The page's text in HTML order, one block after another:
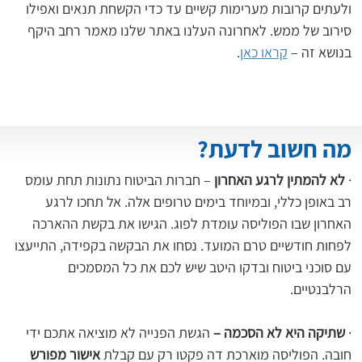
ולעתים קרובות מערימות קשיים עד כדי הקשחת תנאים ואפילו
סירוב של ממש. לאחרונה העלנו באתר שלנו מאמר רחב היקף
בנושא זה – קראו כאן.
מה חשוב לדעת?
· לא להמתין לרגע האחרון – חברות הביטוח נתונות תחת עומס
רב באופן כללי, ובמיוחד בימים טרופים אלה. אל תחכו לרגע
האחרון שבו הפוליסה עומדת לפוג. הגישו את בקשת ההארכה
לפחות חודשיים טרם המועד. נסחו את הבקשה בקפידה, התייעצו
עם סוכני ביטוח ובדקו היטב שיש לכם את כל המסמכים
הרלבנטיים.
· שתיקה היא לא הסכמה – הגשת הפנייה לא מוציאה אתכם ידי
חובה. הפוליסה מוארכת דה פקטו רק עם קבלת אישור מפורש